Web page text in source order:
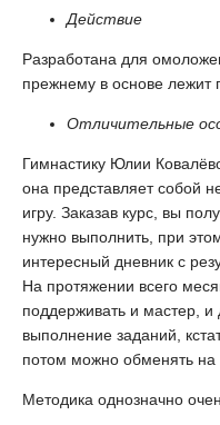
Действие
Разработана для
прежнему в основе лежит
Отличительные
Гимнастику Юлии
она представляет собой
игру. Заказав курс, вы
нужно выполнить, при
интересный дневник с
На протяжении всего
поддерживать и мастер, и
выполнение заданий,
потом можно обменять на
Методика однозначно